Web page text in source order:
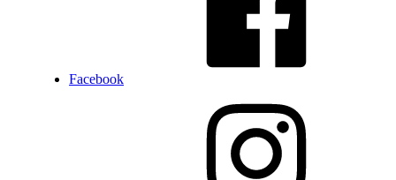
Facebook